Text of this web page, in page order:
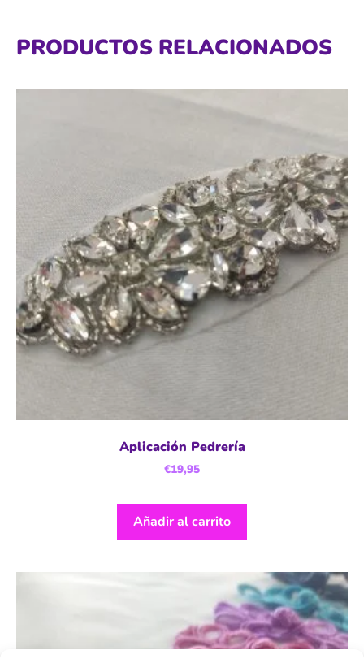
PRODUCTOS RELACIONADOS
Aplicación Pedrería
€19,95
Añadir al carrito